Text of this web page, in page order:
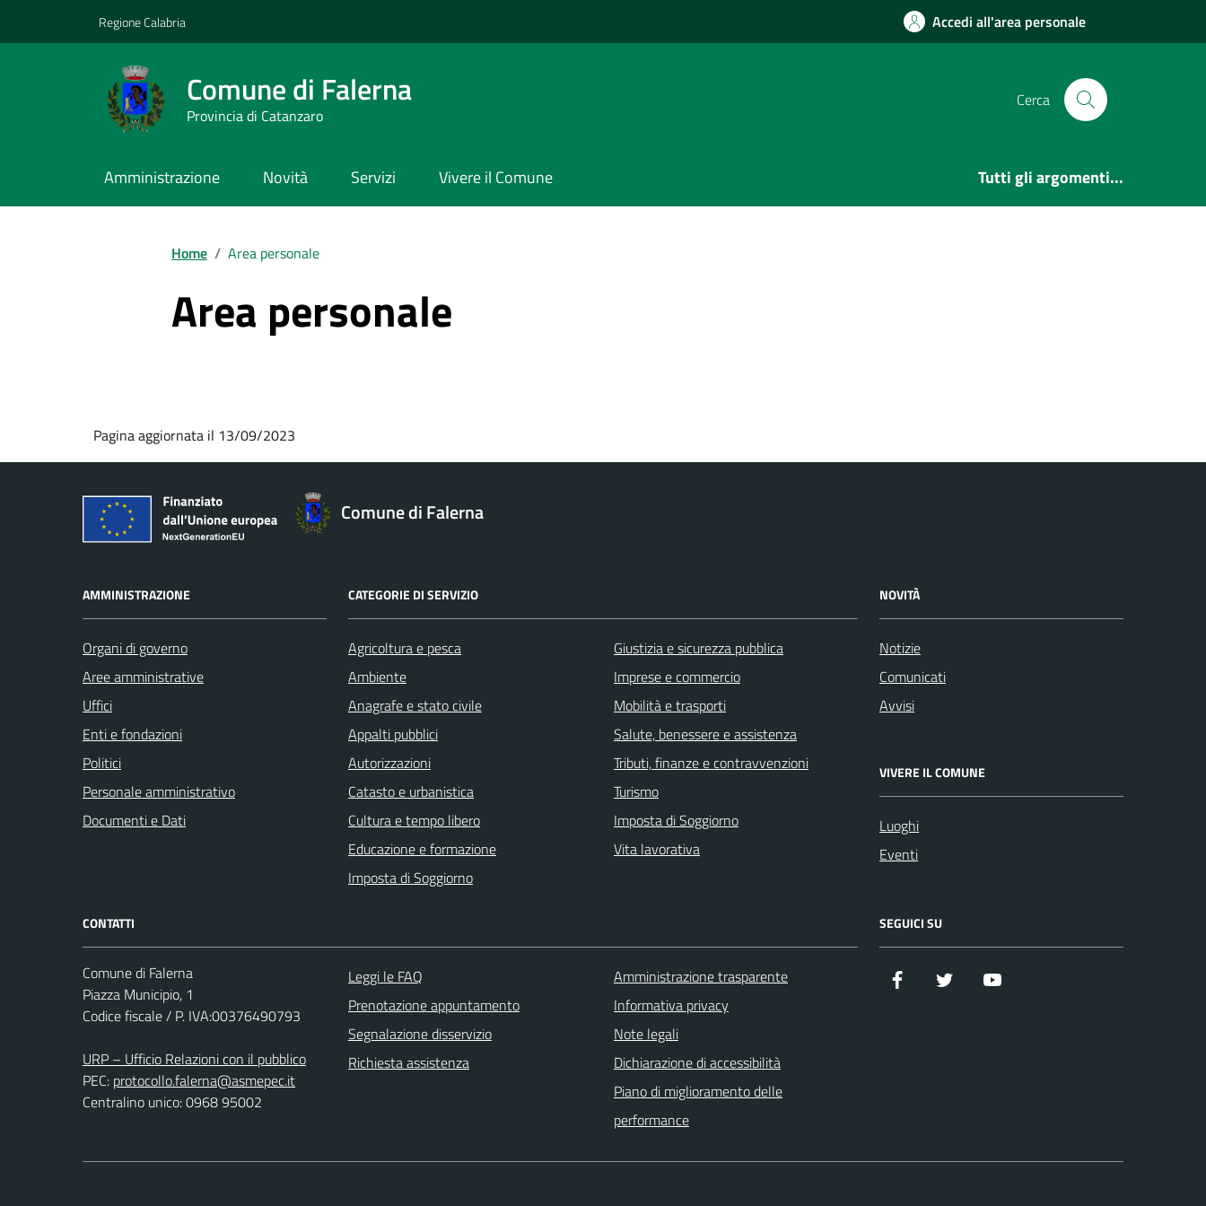
Regione Calabria Accedi all'area personale
Comune di Falerna
Provincia di Catanzaro
Cerca
Amministrazione Novità Servizi Vivere il Comune Tutti gli argomenti...
Home / Area personale
Area personale
Pagina aggiornata il 13/09/2023
Comune di Falerna
AMMINISTRAZIONE
Organi di governo
Aree amministrative
Uffici
Enti e fondazioni
Politici
Personale amministrativo
Documenti e Dati
CATEGORIE DI SERVIZIO
Agricoltura e pesca
Ambiente
Anagrafe e stato civile
Appalti pubblici
Autorizzazioni
Catasto e urbanistica
Cultura e tempo libero
Educazione e formazione
Imposta di Soggiorno
Giustizia e sicurezza pubblica
Imprese e commercio
Mobilità e trasporti
Salute, benessere e assistenza
Tributi, finanze e contravvenzioni
Turismo
Imposta di Soggiorno
Vita lavorativa
NOVITÀ
Notizie
Comunicati
Avvisi
VIVERE IL COMUNE
Luoghi
Eventi
CONTATTI
Comune di Falerna
Piazza Municipio, 1
Codice fiscale / P. IVA:00376490793
URP – Ufficio Relazioni con il pubblico
PEC: protocollo.falerna@asmepec.it
Centralino unico: 0968 95002
Leggi le FAQ
Prenotazione appuntamento
Segnalazione disservizio
Richiesta assistenza
Amministrazione trasparente
Informativa privacy
Note legali
Dichiarazione di accessibilità
Piano di miglioramento delle
performance
SEGUICI SU
Facebook Twitter